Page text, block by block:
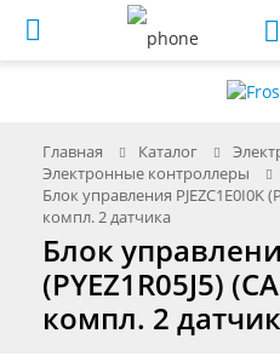
Главная Каталог
Электронные контроллеры
Блок управления PJEZC1E0I0K
компл. 2 датчика
Блок
(PYEZ1R05J5)
компл. 2